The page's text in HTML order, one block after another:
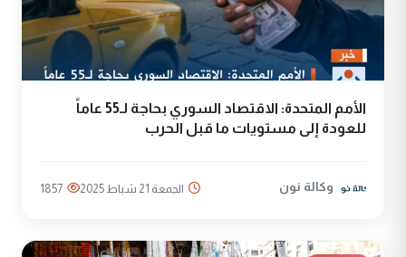
الأمم المتحدة: الاقتصاد السوري بحاجة لـ55 عاماً
للعودة إلى مستويات ما قبل الحرب
وكالة نون الجمعة 21 شباط 2025 1857